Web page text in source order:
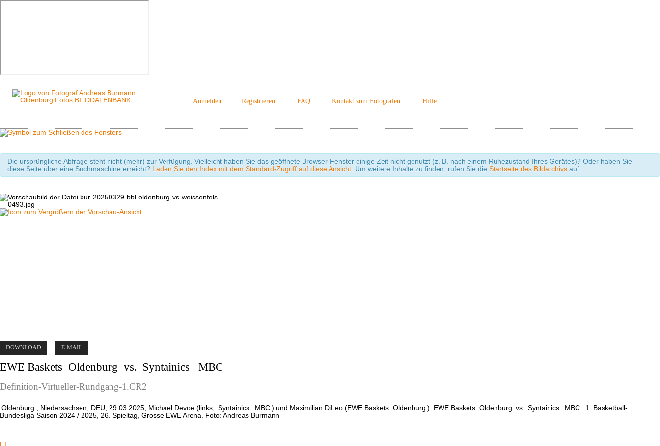
Anmelden Registrieren FAQ Kontakt zum Fotografen Hilfe
Die ursprüngliche Abfrage steht nicht (mehr) zur Verfügung. Vielleicht haben Sie das geöffnete Browser-Fenster einige Zeit nicht genutzt (z. B. nach einem Ruhezustand Ihres Gerätes)? Oder haben Sie
diese Seite über eine Suchmaschine erreicht? Laden Sie den Index mit dem Standard-Zugriff auf diese Ansicht. Um weitere Inhalte zu finden, rufen Sie die Startseite des Bildarchivs auf.
DOWNLOAD E-MAIL
EWE Baskets Oldenburg vs. Syntainics MBC
Definition-Virtueller-Rundgang-1.CR2
Oldenburg , Niedersachsen, DEU, 29.03.2025, Michael Devoe (links, Syntainics MBC ) und Maximilian DiLeo (EWE Baskets Oldenburg ). EWE Baskets Oldenburg vs. Syntainics MBC . 1. Basketball-
Bundesliga Saison 2024 / 2025, 26. Spieltag, Grosse EWE Arena. Foto: Andreas Burmann
[+]